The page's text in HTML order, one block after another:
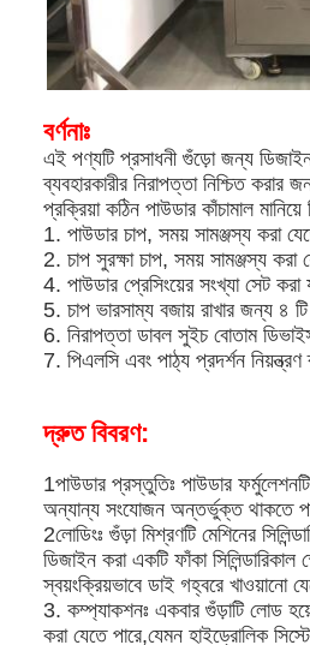
বর্ণনাঃ
এই পণ্যটি প্রসাধনী গুঁড়ো জন্য
ব্যবহারকারীর নিরাপত্তা নিশ্চিত
প্রক্রিয়া কঠিন পাউডার কাঁচামাল
1. পাউডার চাপ, সময় সামঞ্জস্য করা
2. চাপ সুরক্ষা চাপ, সময় সামঞ্জস্য করা
4. পাউডার প্রেসিংয়ের সংখ্যা সেট
5. চাপ ভারসাম্য বজায় রাখার জন্য ৪
6. নিরাপত্তা ডাবল সুইচ বোতাম
7. পিএলসি এবং পাঠ্য প্রদর্শন
দ্রুত বিবরণ:
1পাউডার প্রস্তুতিঃ পাউডার
অন্যান্য সংযোজন অন্তর্ভুক্ত থাকতে
2লোডিংঃ গুঁড়া মিশ্রণটি মেশিনের
ডিজাইন করা একটি ফাঁকা
স্বয়ংক্রিয়ভাবে ডাই গহ্বরে খাওয়ানো
3. কম্প্যাকশনঃ একবার গুঁড়াটি লোড হয়ে
করা যেতে পারে,যেমন হাইড্রোলিক